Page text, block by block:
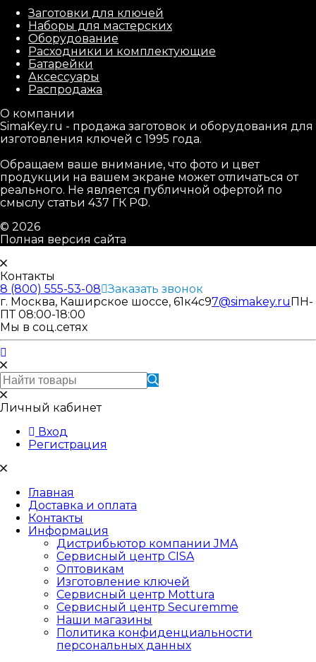
Заготовки для ключей
Наборы для мастерских
Оборудование
Расходники и комплектующие
Батарейки
Аксессуары
Распродажа
О компании
SimaKey.ru - продажа заготовок и оборудования для
изготовления ключей с 1995 года.
Обращаем ваше внимание, что фото и цвет
продукции на вашем экране может отличаться от
реального. Не является публичной офертой по
смыслу статьи 437 ГК РФ.
© 2026
Полная версия сайта
Контакты
8 (800) 555-53-08 Заказать звонок
г. Москва, Каширское шоссе, 61к4с97@simakey.ru ПН-
ПТ 08:00-18:00
Мы в соц.сетях
Личный кабинет
Вход
Регистрация
Главная
Доставка и оплата
Контакты
Информация
Дистрибьютор компании JMA
Сервисный центр CISA
Оптовикам
Изготовление ключей
Сервисный центр Mottura
Сервисный центр Securemme
Наши магазины
Политика конфиденциальности
персональных данных